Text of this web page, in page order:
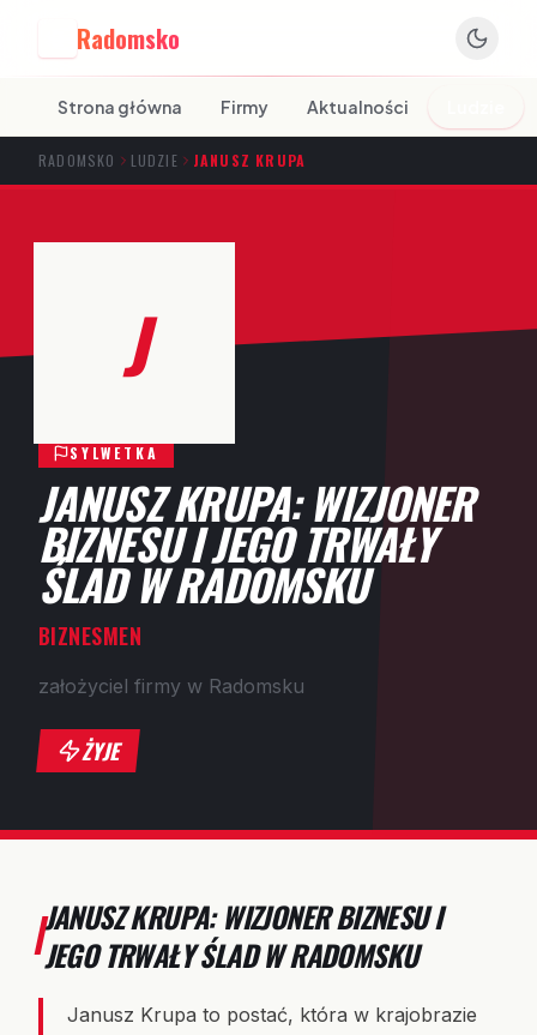
Radomsko
Strona główna Firmy Aktualności
RADOMSKO LUDZIE JANUSZ KRUPA
J
SYLWETKA
JANUSZ KRUPA: WIZJONER
BIZNESU I JEGO TRWAŁY
ŚLAD W RADOMSKU
BIZNESMEN
założyciel firmy w Radomsku
ŻYJE
JANUSZ KRUPA: WIZJONER BIZNESU I
JEGO TRWAŁY ŚLAD W RADOMSKU
Janusz Krupa to postać, która w krajobrazie